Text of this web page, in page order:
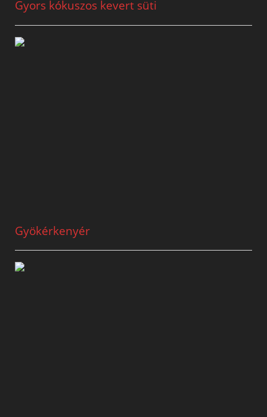
Gyors kókuszos kevert süti
Gyökérkenyér